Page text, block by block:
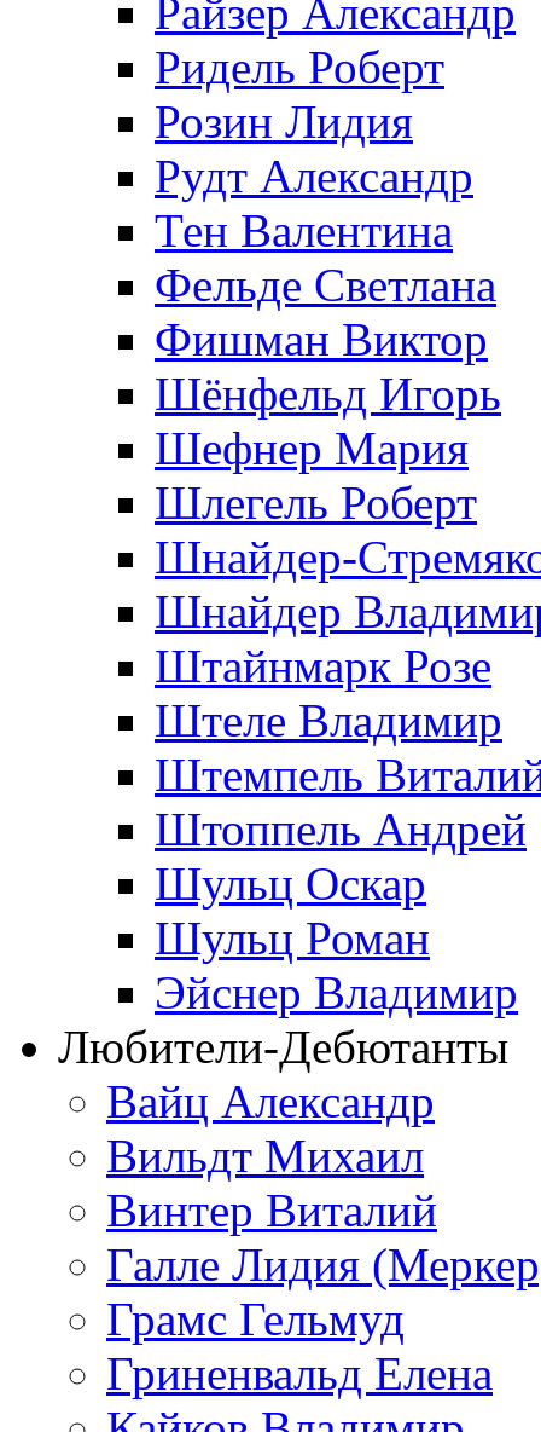
Райзер Александр
Ридель Роберт
Розин Лидия
Рудт Александр
Тен Валентина
Фельде Светлана
Фишман Виктор
Шёнфельд Игорь
Шефнер Мария
Шлегель Роберт
Шнайдер-
Шнайдер
Штайнмарк Розe
Штеле Владимир
Штемпель
Штоппель Андрей
Шульц Оскар
Шульц Роман
Эйснер Владимир
Любители-Дебютанты
Вайц Александр
Вильдт Михаил
Винтер Виталий
Галле Лидия
Грамс Гельмуд
Гриненвальд Елена